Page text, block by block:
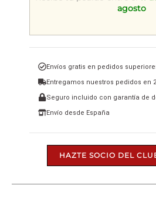
5,95 €.
agosto
Envíos gratis en pedidos
Entregamos nuestros pedidos en
Seguro incluido con garantía de
Envío desde España
HAZTE SOCIO DEL